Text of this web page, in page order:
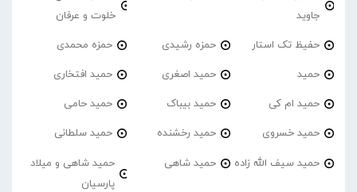
جاوید
خلوت و عرفان
حفیظ تک استار حمزه رشیدی حمزه محمدی
حمید حمید اصغری حمید افتخاری
حمید ام کی حمید بیباک حمید حامی
حمید خسروی حمید رخشنده حمید سلطانی
حمید سیف الله زاده حمید شاهی
حمید شاهی و میلاد
پارسیان